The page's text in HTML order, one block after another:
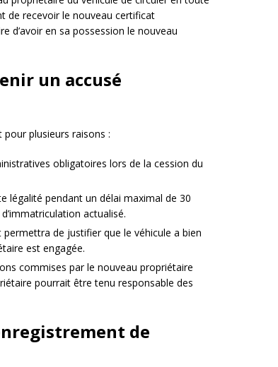
de recevoir le nouveau certificat
d’avoir en sa possession le nouveau
un accusé
pour plusieurs raisons :
obligatoires lors de la cession du
légalité pendant un délai maximal de 30
actualisé.
permettra de justifier que le véhicule a bien
est engagée.
commises par le nouveau propriétaire
pourrait être tenu responsable des
de